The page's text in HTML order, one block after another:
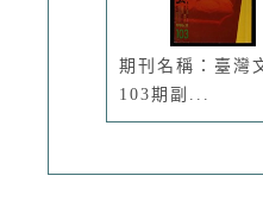
期刊名稱：臺灣
103期副...